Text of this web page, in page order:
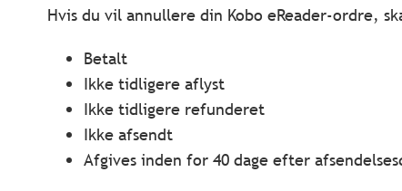
Hvis du vil annullere din Kobo eReader-ordre,
Betalt
Ikke tidligere aflyst
Ikke tidligere refunderet
Ikke afsendt
Afgives inden for 40 dage efter